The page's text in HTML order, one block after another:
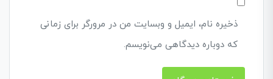
ذخیره نام، ایمیل و وبسایت من در مرورگر برای زمانی
که دوباره دیدگاهی می‌نویسم.